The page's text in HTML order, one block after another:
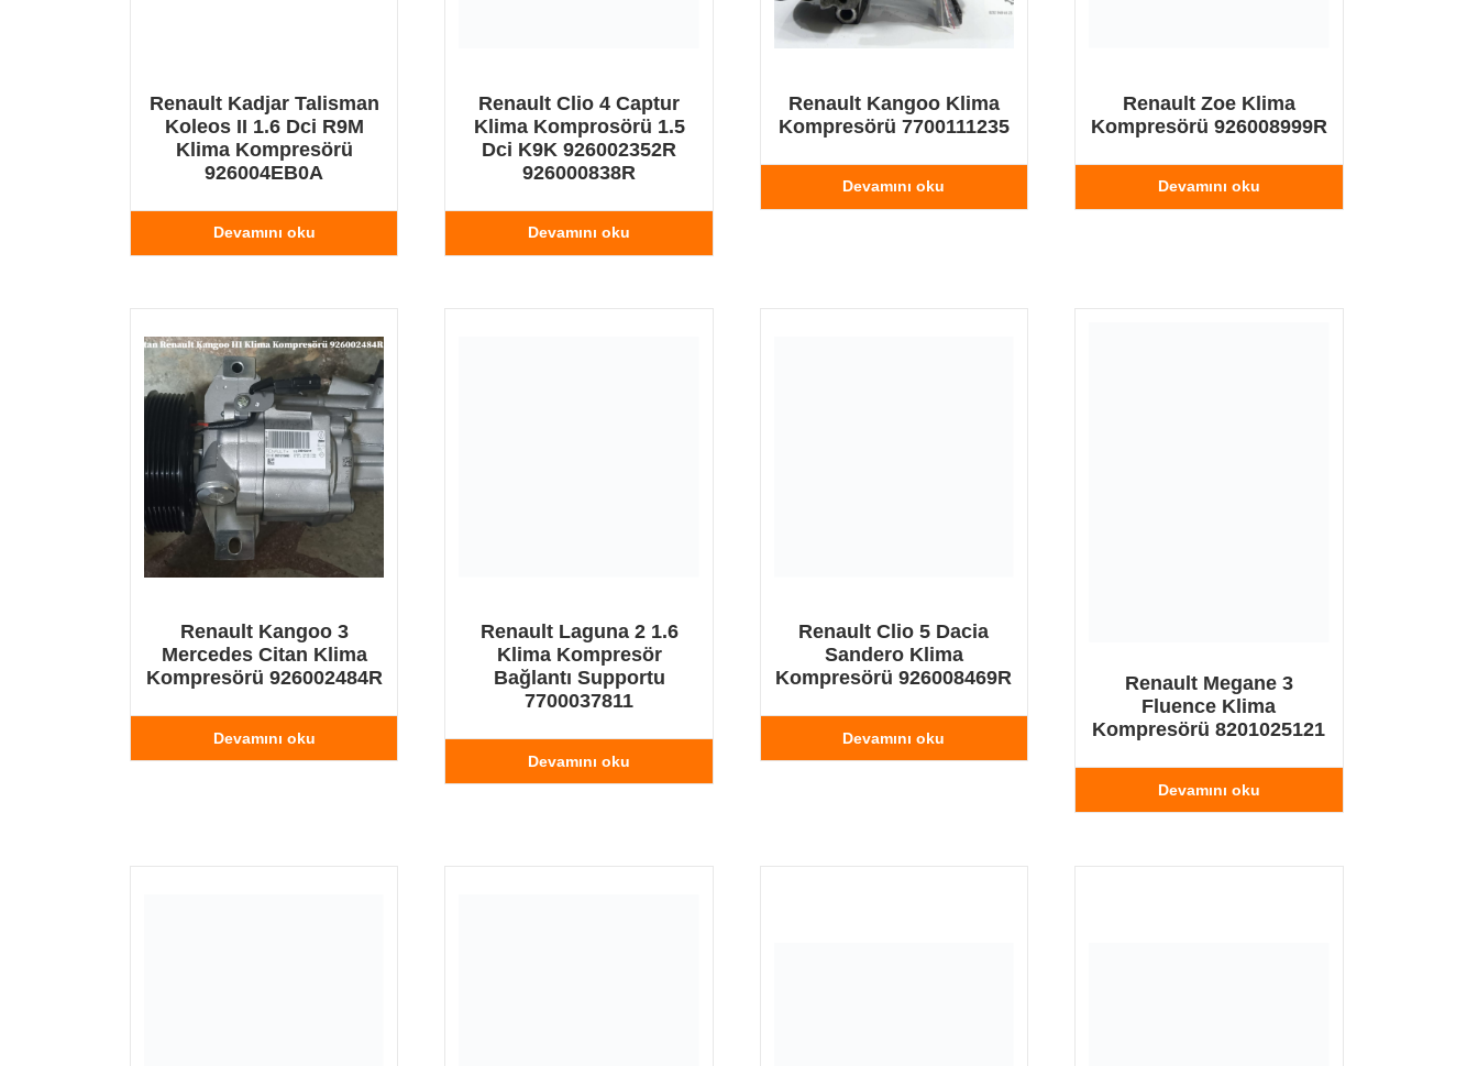
Renault Kadjar Talisman
Koleos II 1.6 Dci R9M
Klima Kompresörü
926004EB0A
Devamını oku
Renault Clio 4 Captur
Klima Komprosörü 1.5
Dci K9K 926002352R
926000838R
Devamını oku
Renault Kangoo Klima
Kompresörü 7700111235
Devamını oku
Renault Zoe Klima
Kompresörü 926008999R
Devamını oku
Renault Kangoo 3
Mercedes Citan Klima
Kompresörü 926002484R
Devamını oku
Renault Laguna 2 1.6
Klima Kompresör
Bağlantı Supportu
7700037811
Devamını oku
Renault Clio 5 Dacia
Sandero Klima
Kompresörü 926008469R
Devamını oku
Renault Megane 3
Fluence Klima
Kompresörü 8201025121
Devamını oku